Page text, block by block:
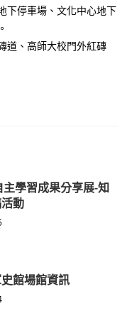
下停車場、文化中心地下
道、高師大校門外紅磚
學習成果分享展-知
動
館場館資訊